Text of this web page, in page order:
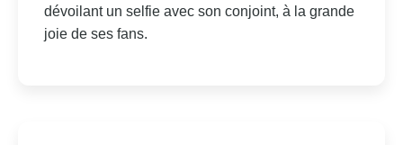
dévoilant un selfie avec son conjoint, à la grande
joie de ses fans.